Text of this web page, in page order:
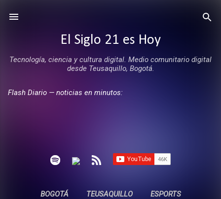
El Siglo 21 es Hoy
Tecnología, ciencia y cultura digital. Medio comunitario digital
desde Teusaquillo, Bogotá.
Flash Diario — noticias en minutos:
BOGOTÁ TEUSAQUILLO ESPORTS